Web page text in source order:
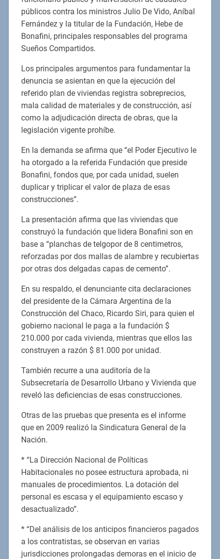
públicos contra los ministros Julio De Vido, Aníbal
Fernández y la titular de la Fundación, Hebe de
Bonafini, principales responsables del programa
Sueños Compartidos.
Los principales argumentos para fundamentar la
denuncia se asientan en que la ejecución del
referido plan de viviendas registra sobreprecios,
mala calidad de materiales y de construcción, así
como la adjudicación directa de obras, que la
legislación vigente prohíbe.
En la demanda se afirma que “el Poder Ejecutivo le
ha otorgado a la referida Fundación que preside
Bonafini, fondos que, por cada unidad, suelen
duplicar y triplicar el valor de plaza de esas
construcciones”.
La presentación afirma que las viviendas que
construyó la fundación que lidera Bonafini son en
base a “planchas de telgopor de 8 centimetros,
reforzadas por dos mallas de alambre y recubiertas
por otras dos delgadas capas de cemento”.
En su respaldo, el denunciante cita declaraciones
del presidente de la Cámara Argentina de la
Construcción del Chaco, Ricardo Siri, para quien el
gobierno nacional le paga a la fundación $
210.000 por cada vivienda, mientras que ellos las
construyen a razón $ 81.000 por unidad.
También recurre a una auditoría de la
Subsecretaría de Desarrollo Urbano y Vivienda que
reveló las deficiencias de esas construcciones.
Otras de las pruebas que presenta es el informe
que en 2009 realizó la Sindicatura General de la
Nación.
* “La Dirección Nacional de Políticas
Habitacionales no posee estructura aprobada, ni
manuales de procedimientos. La dotación del
personal es escasa y el equipamiento escaso y
desactualizado”.
* “Del análisis de los anticipos financieros pagados
a los contratistas, se observan en varias
jurisdicciones prolongadas demoras en el inicio de